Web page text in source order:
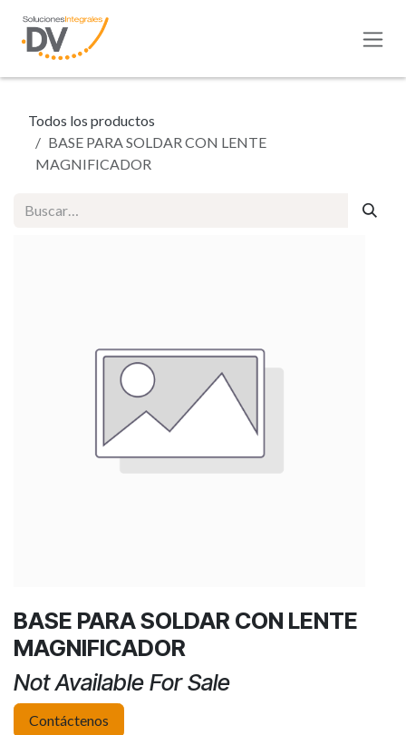
Todos los productos
BASE PARA SOLDAR CON LENTE
MAGNIFICADOR
BASE PARA SOLDAR CON LENTE
MAGNIFICADOR
Not Available For Sale
Contáctenos